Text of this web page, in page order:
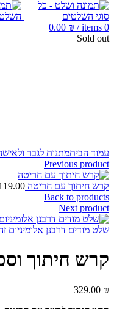
0
items
/
0.00 ₪
Sold out
עמוד הביתמתנות לגבר
Previous product
קרש חיתוך עם חריטה
Back to products
Next product
שלט מודים דרבנן אלומיניום
קרש חיתוך
329.00 ₪